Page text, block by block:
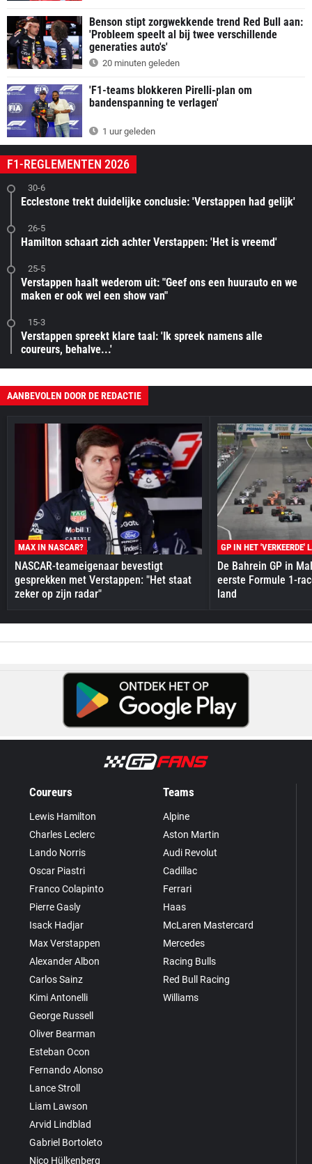
Benson stipt zorgwekkende trend Red Bull aan:
'Probleem speelt al bij twee verschillende
generaties auto's'
20 minuten geleden
'F1-teams blokkeren Pirelli-plan om
bandenspanning te verlagen'
1 uur geleden
F1-REGLEMENTEN 2026
30-6
Ecclestone trekt duidelijke conclusie: 'Verstappen had gelijk'
26-5
Hamilton schaart zich achter Verstappen: 'Het is vreemd'
25-5
Verstappen haalt wederom uit: "Geef ons een huurauto en we
maken er ook wel een show van"
15-3
Verstappen spreekt klare taal: 'Ik spreek namens alle
coureurs, behalve...'
AANBEVOLEN DOOR DE REDACTIE
MAX IN NASCAR?
NASCAR-teameigenaar bevestigt
gesprekken met Verstappen: "Het staat
zeker op zijn radar"
GP IN HET 'VERKEERDE'
De Bahrein GP in
eerste Formule 1-
land
Coureurs
Lewis Hamilton
Charles Leclerc
Lando Norris
Oscar Piastri
Franco Colapinto
Pierre Gasly
Isack Hadjar
Max Verstappen
Alexander Albon
Carlos Sainz
Kimi Antonelli
George Russell
Oliver Bearman
Esteban Ocon
Fernando Alonso
Lance Stroll
Liam Lawson
Arvid Lindblad
Gabriel Bortoleto
Nico Hülkenberg
Teams
Alpine
Aston Martin
Audi Revolut
Cadillac
Ferrari
Haas
McLaren Mastercard
Mercedes
Racing Bulls
Red Bull Racing
Williams